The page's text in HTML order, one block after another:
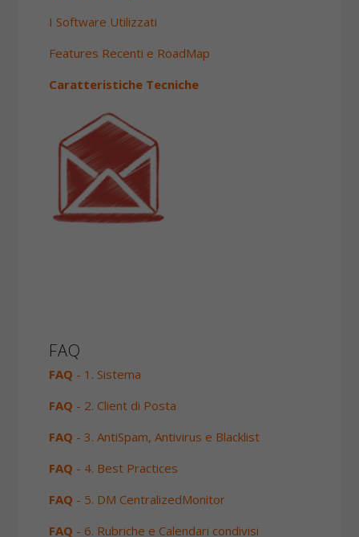
I Software Utilizzati
Features Recenti e RoadMap
Caratteristiche Tecniche
FAQ
FAQ - 1. Sistema
FAQ - 2. Client di Posta
FAQ - 3. AntiSpam, Antivirus e Blacklist
FAQ - 4. Best Practices
FAQ - 5. DM CentralizedMonitor
FAQ - 6. Rubriche e Calendari condivisi